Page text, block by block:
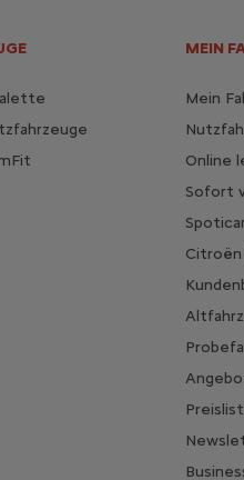
MEIN
Mein
Online
Sofort